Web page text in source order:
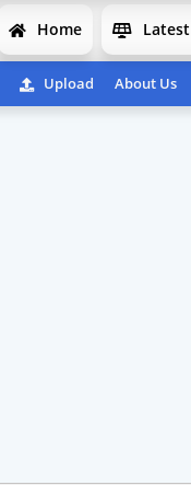
Home Latest
Upload About Us